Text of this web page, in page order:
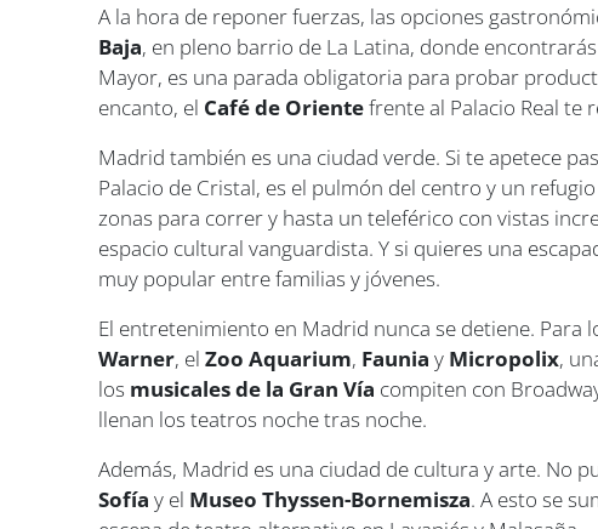
A la hora de reponer fuerzas, las opciones
Baja, en pleno barrio de La Latina, donde
Mayor, es una parada obligatoria para probar
encanto, el Café de Orientefrente al Palacio Real te
Madrid también es una ciudad verde. Si te apetece
Palacio de Cristal, es el pulmón del centro y un
zonas para correr y hasta un teleférico con vistas
espacio cultural vanguardista. Y si quieres una
muy popular entre familias y jóvenes.
El entretenimiento en Madrid nunca se detiene. Para
Warner, elZoo Aquarium, Faunia y Micropolix,
los musicales de la Gran Vía compiten con
llenan los teatros noche tras noche.
Además, Madrid es una ciudad de cultura y arte. No
Sofía y el Museo Thyssen-Bornemisza. A esto se